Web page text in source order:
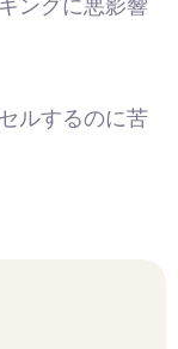
ングに悪影響
ルするのに苦